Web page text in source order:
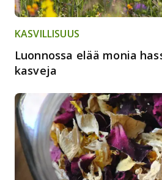
KASVILLISUUS
Luonnossa elää monia
kasveja